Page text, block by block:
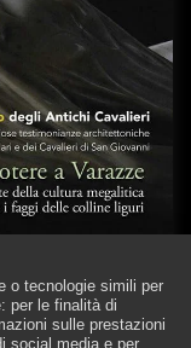
o tecnologie simili per
per le finalità di
sulle prestazioni
social media e per